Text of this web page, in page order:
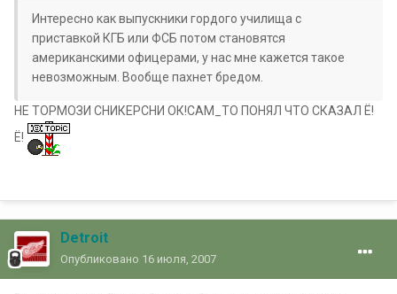
Интересно как выпускники гордого училища с
приставкой КГБ или ФСБ потом становятся
американскими офицерами, у нас мне кажется такое
невозможным. Вообще пахнет бредом.
НЕ ТОРМОЗИ СНИКЕРСНИ ОК!САМ_ТО ПОНЯЛ ЧТО СКАЗАЛ Ё!
Ё!
Detroit
Опубликовано 16 июля, 2007